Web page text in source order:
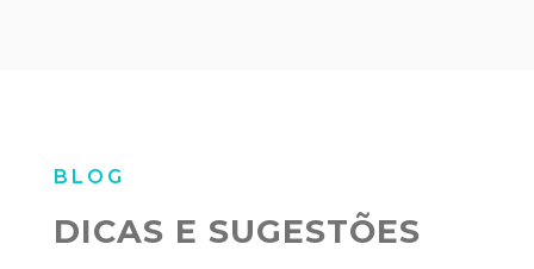
BLOG
DICAS E SUGESTÕES